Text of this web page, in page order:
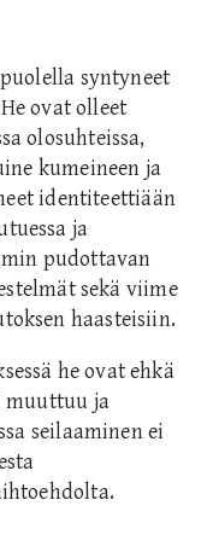
syntyneet
ovat olleet
olosuhteissa,
kumeineen ja
identiteettiään
ja
pudottavan
sekä viime
haasteisiin.
he ovat ehkä
muuttuu ja
seilaaminen ei